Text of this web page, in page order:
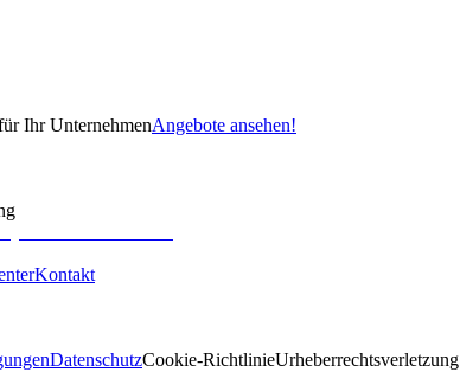
Ihr UnternehmenAngebote ansehen!
Kontakt
DatenschutzCookie-RichtlinieUrheberrechtsverletzung